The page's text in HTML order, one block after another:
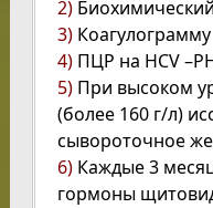
2)
3) Коагулограмму
4) ПЦР на HCV
5)При высоком
(более 160 г/л)
сывороточное
6) Каждые 3
гормоны